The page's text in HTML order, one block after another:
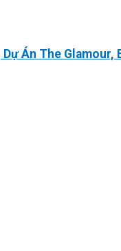
Án The Glamour,